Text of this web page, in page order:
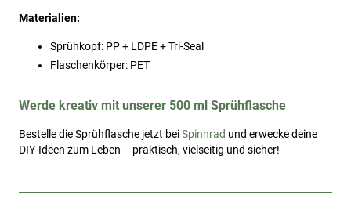
Materialien:
Sprühkopf: PP + LDPE + Tri-Seal
Flaschenkörper: PET
Werde kreativ mit unserer 500 ml Sprühflasche
Bestelle die Sprühflasche jetzt beiSpinnrad und erwecke deine
DIY-Ideen zum Leben – praktisch, vielseitig und sicher!